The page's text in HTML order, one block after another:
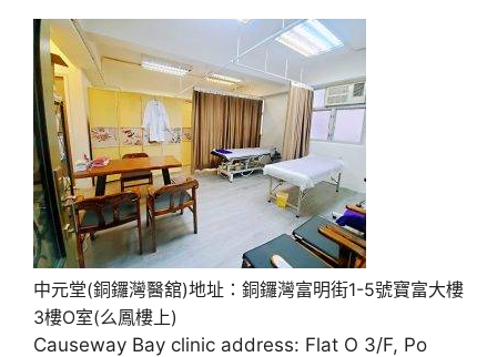
中元堂(銅鑼灣醫舘)地址：銅鑼灣富明街1-5號寶富大樓
3樓O室(么鳳樓上)
Causeway Bay clinic address: Flat O 3/F, Po